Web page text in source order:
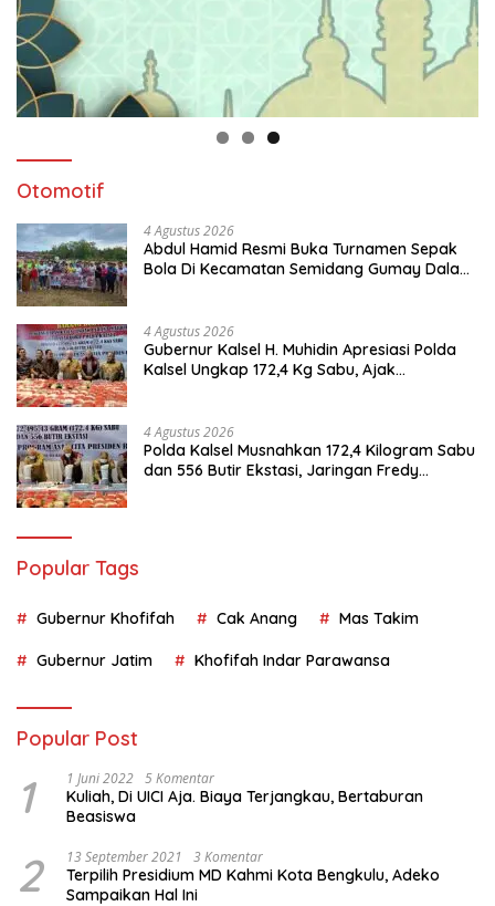
Otomotif
4 Agustus 2026
Abdul Hamid Resmi Buka Turnamen Sepak
Bola Di Kecamatan Semidang Gumay Dalam
4 Agustus 2026
Gubernur Kalsel H. Muhidin Apresiasi Polda
Kalsel Ungkap 172,4 Kg Sabu, Ajak
4 Agustus 2026
Polda Kalsel Musnahkan 172,4 Kilogram Sabu
dan 556 Butir Ekstasi, Jaringan Fredy
Popular Tags
Gubernur Khofifah Cak Anang Mas Takim
Gubernur Jatim Khofifah Indar Parawansa
Popular Post
1 1 Juni 2022 5 Komentar
Kuliah, Di UICI Aja. Biaya Terjangkau, Bertaburan
Beasiswa
2 13 September 2021 3 Komentar
Terpilih Presidium MD Kahmi Kota Bengkulu, Adeko
Sampaikan Hal Ini